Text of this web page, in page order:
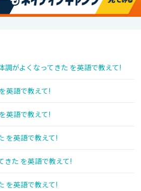
調がよくなってきた を英語で教えて!
英語で教えて!
英語で教えて!
を英語で教えて!
きた を英語で教えて!
を英語で教えて!